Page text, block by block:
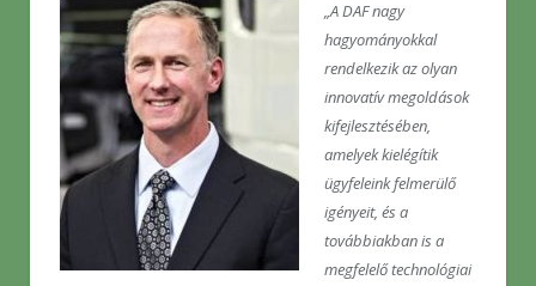
„A DAF nagy
hagyományokkal
rendelkezik az olyan
innovatív megoldások
kifejlesztésében,
amelyek kielégítik
ügyfeleink felmerülő
igényeit, és a
továbbiakban is a
megfelelő technológiai